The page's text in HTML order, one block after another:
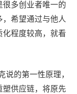
很多创业者唯一的
希望通过与他人
程度较高，就看
的第一性原理，
供应链，将原先